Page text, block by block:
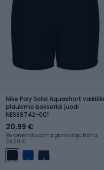
Nike Poly Solid Aquashort vaikiški
plaukimo bokseriai juodi
NESS9742-001
20,99 €
Rekomenduojama gamintojo kaina:
39,99 €